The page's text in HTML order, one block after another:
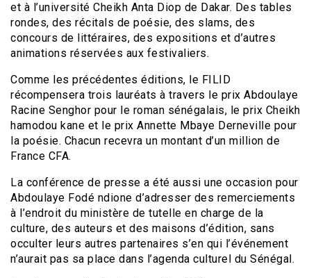
et à l’université Cheikh Anta Diop de Dakar. Des tables
rondes, des récitals de poésie, des slams, des
concours de littéraires, des expositions et d’autres
animations réservées aux festivaliers.
Comme les précédentes éditions, le FILID
récompensera trois lauréats à travers le prix Abdoulaye
Racine Senghor pour le roman sénégalais, le prix Cheikh
hamodou kane et le prix Annette Mbaye Derneville pour
la poésie. Chacun recevra un montant d’un million de
France CFA.
La conférence de presse a été aussi une occasion pour
Abdoulaye Fodé ndione d’adresser des remerciements
à l’endroit du ministère de tutelle en charge de la
culture, des auteurs et des maisons d’édition, sans
occulter leurs autres partenaires s’en qui l’événement
n’aurait pas sa place dans l’agenda culturel du Sénégal.